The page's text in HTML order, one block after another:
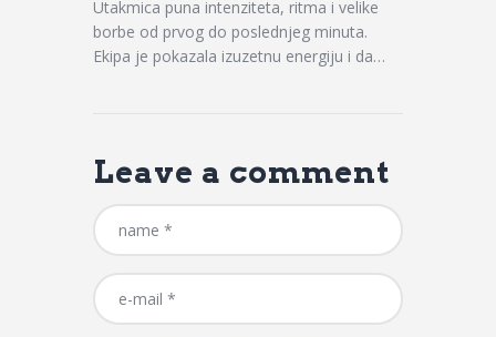
Utakmica puna intenziteta, ritma i velike
borbe od prvog do poslednjeg minuta.
Ekipa je pokazala izuzetnu energiju i da…
Leave a comment